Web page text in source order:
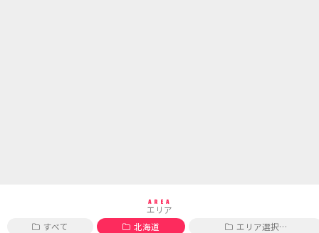
AREA
エリア
すべて
北海道 エリア選択…